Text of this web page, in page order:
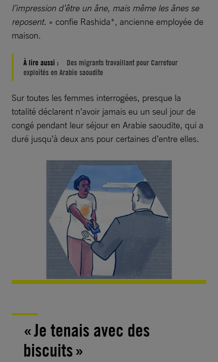
l’impression d’être un âne, mais même les ânes se
reposent. » confie Rashida*, ancienne employée de
maison.
À lire aussi :
Des migrants travaillant pour Carrefour
exploités en Arabie saoudite
Sur toutes les femmes interrogées, presque la
totalité déclarent n’avoir jamais eu un seul jour de
congé pendant leur séjour en Arabie saoudite, qui a
duré jusqu’à deux ans pour certaines d’entre elles.
« Je tenais avec des
biscuits »